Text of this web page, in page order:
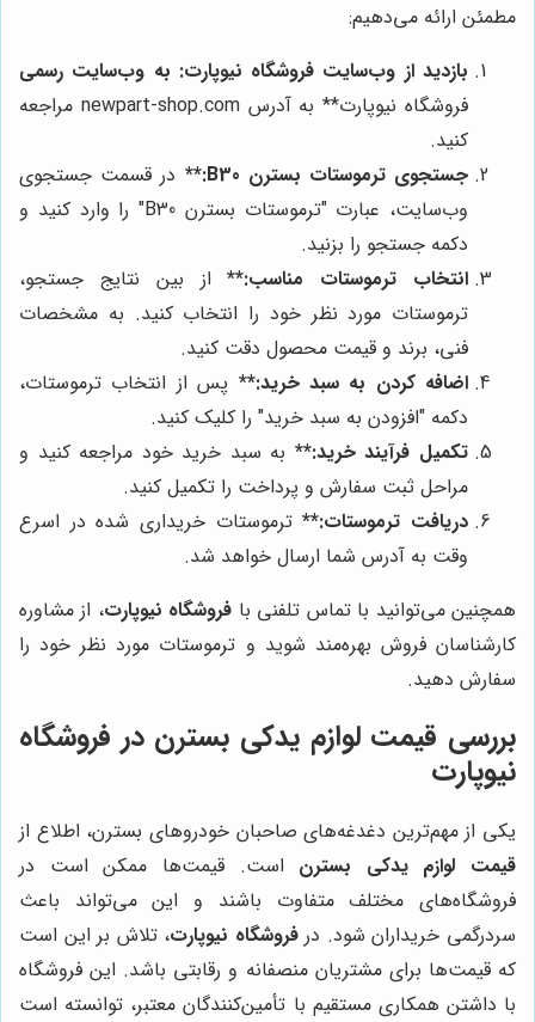
مطمئن ارائه می‌دهیم:
بازدید از وب‌سایت فروشگاه نیوپارت: به وب‌سایت رسمی
فروشگاه نیوپارت** به آدرس newpart-shop.com مراجعه
کنید.
جستجوی ترموستات بسترن B30:**
در قسمت جستجوی
وب‌سایت، عبارت "ترموستات بسترن B30" را وارد کنید و
دکمه جستجو را بزنید.
انتخاب ترموستات مناسب:**از بین نتایج جستجو،
ترموستات مورد نظر خود را انتخاب کنید. به مشخصات
فنی، برند و قیمت محصول دقت کنید.
اضافه کردن به سبد خرید:** پس از انتخاب ترموستات،
دکمه "افزودن به سبد خرید" را کلیک کنید.
تکمیل فرآیند خرید:** به سبد خرید خود مراجعه کنید و
مراحل ثبت سفارش و پرداخت را تکمیل کنید.
دریافت ترموستات:**ترموستات خریداری شده در اسرع
وقت به آدرس شما ارسال خواهد شد.
همچنین می‌توانید با تماس تلفنی با فروشگاه نیوپارت، از مشاوره
کارشناسان فروش بهره‌مند شوید و ترموستات مورد نظر خود را
سفارش دهید.
بررسی قیمت لوازم یدکی بسترن در فروشگاه
نیوپارت
یکی از مهم‌ترین دغدغه‌های صاحبان خودروهای بسترن، اطلاع از
قیمت لوازم یدکی بسترن است. قیمت‌ها ممکن است در
فروشگاه‌های مختلف متفاوت باشند و این می‌تواند باعث
سردرگمی خریداران شود. درفروشگاه نیوپارت، تلاش بر این است
که قیمت‌ها برای مشتریان منصفانه و رقابتی باشد. این فروشگاه
با داشتن همکاری مستقیم با تأمین‌کنندگان معتبر، توانسته است